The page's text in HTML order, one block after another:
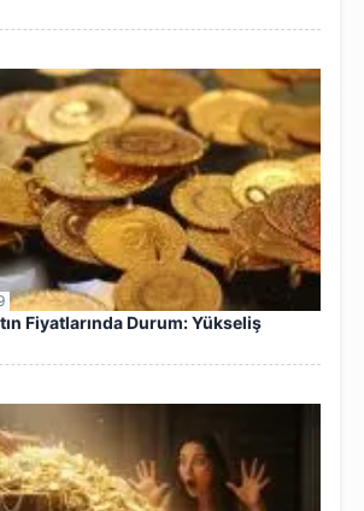
Fiyatlarında Durum: Yükseliş